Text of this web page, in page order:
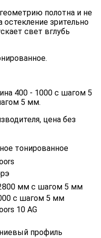
полотна и не
зрительно
свет вглубь
400 - 1000 с шагом 5
5 мм.
цена без
тонированное
мм с шагом 5 мм
с шагом 5 мм
10 AG
профиль